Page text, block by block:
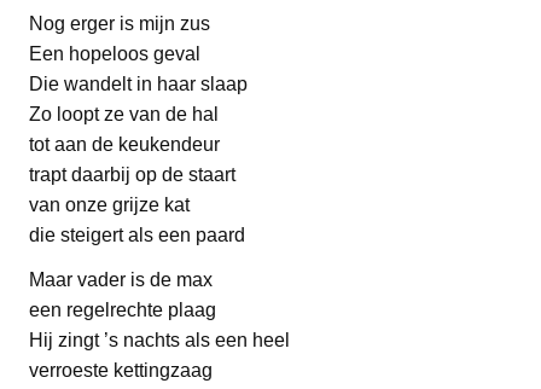
Nog erger is mijn zus
Een hopeloos geval
Die wandelt in haar slaap
Zo loopt ze van de hal
tot aan de keukendeur
trapt daarbij op de staart
van onze grijze kat
die steigert als een paard
Maar vader is de max
een regelrechte plaag
Hij zingt ’s nachts als een heel
verroeste kettingzaag